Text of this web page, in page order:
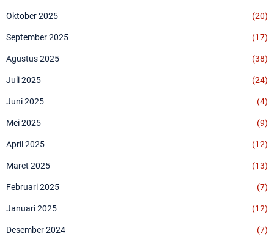
Oktober 2025 (20)
September 2025 (17)
Agustus 2025 (38)
Juli 2025 (24)
Juni 2025 (4)
Mei 2025 (9)
April 2025 (12)
Maret 2025 (13)
Februari 2025 (7)
Januari 2025 (12)
Desember 2024 (7)